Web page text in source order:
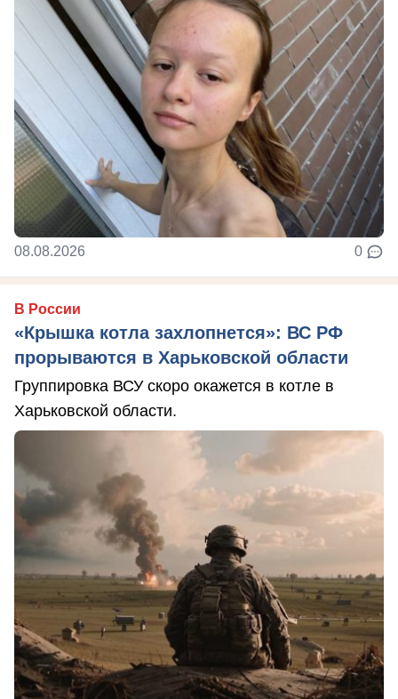
08.08.2026 0
В России
«Крышка котла захлопнется»: ВС РФ
прорываются в Харьковской области
Группировка ВСУ скоро окажется в котле в
Харьковской области.